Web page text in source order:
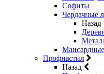
Софиты
Чердачные
Назад
Профнастил
Назад